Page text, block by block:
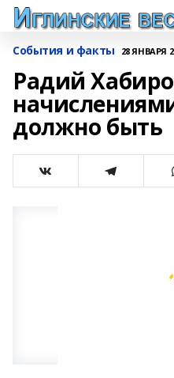
События и факты 28 ЯНВАРЯ
Радий
должно быть